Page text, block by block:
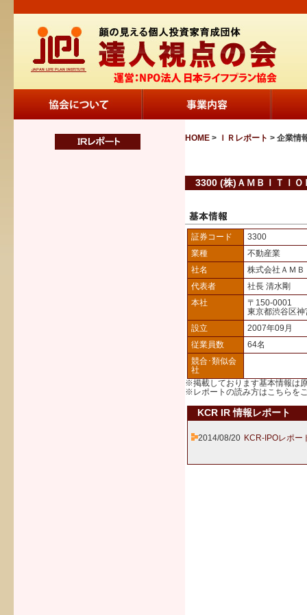
HOME > ＩＲレポート > 企業情
3300 (株)ＡＭＢＩＴＩＯ
証券コード
3300
業種
不動産業
社名
株式会社ＡＭ
代表者
社長 清水剛
本社
〒150-0001
東京都渋谷区
設立
2007年09月
従業員数
64名
競合･類似会
社
※掲載しております基本情報は
※レポートの読み方はこちら を
KCR IR 情報レポート
2014/08/20 KCR-IPOレポー